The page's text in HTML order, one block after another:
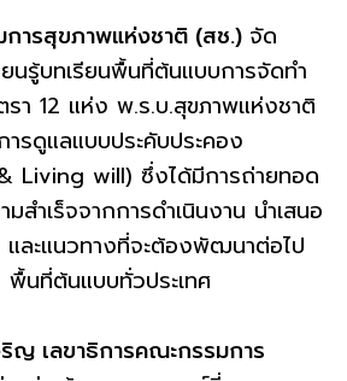
ารสุขภาพแห่งชาติ (สช.) จัด
ยนรู้บทเรียนพื้นที่ต้นแบบการจัดทำ
รา 12 แห่ง พ.ร.บ.สุขภาพแห่งชาติ
รดูแลแบบประคับประคอง
Living will) ซึ่งได้มีการถ่ายทอด
สำเร็จจากการดำเนินงาน นำเสนอ
และแนวทางที่จะต้องพัฒนาต่อไป
นที่ต้นแบบทั่วประเทศ
ญ เลขาธิการคณะกรรมการ